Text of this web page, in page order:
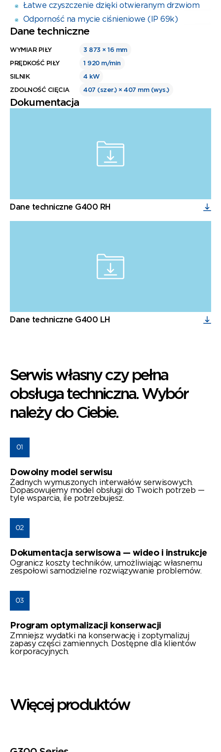
Łatwe czyszczenie dzięki otwieranym drzwiom
Odporność na mycie ciśnieniowe (IP 69k)
Dane techniczne
WYMIAR PIŁY
3 873 × 16 mm
PRĘDKOŚĆ PIŁY
1 920 m/min
SILNIK
4 kW
ZDOLNOŚĆ CIĘCIA
407 (szer.) × 407 mm (wys.)
Dokumentacja
Dane techniczne G400 RH
Dane techniczne G400 LH
Serwis własny czy pełna
obsługa techniczna. Wybór
należy do Ciebie.
Dowolny model serwisu
Żadnych wymuszonych interwałów serwisowych.
Dopasowujemy model obsługi do Twoich potrzeb —
tyle wsparcia, ile potrzebujesz.
Dokumentacja serwisowa — wideo i instrukcje
Ogranicz koszty techników, umożliwiając własnemu
zespołowi samodzielne rozwiązywanie problemów.
Program optymalizacji konserwacji
Zmniejsz wydatki na konserwację i zoptymalizuj
zapasy części zamiennych. Dostępne dla klientów
korporacyjnych.
Więcej produktów